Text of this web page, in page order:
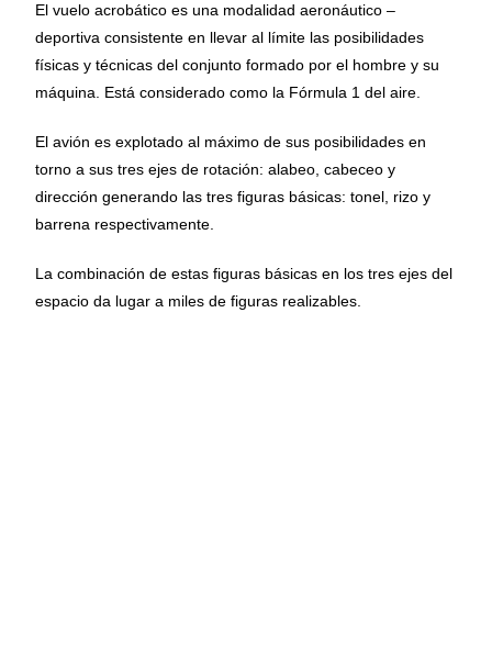
El vuelo acrobático es una modalidad aeronáutico –
deportiva consistente en llevar al límite las posibilidades
físicas y técnicas del conjunto formado por el hombre y su
máquina. Está considerado como la Fórmula 1 del aire.
El avión es explotado al máximo de sus posibilidades en
torno a sus tres ejes de rotación: alabeo, cabeceo y
dirección generando las tres figuras básicas: tonel, rizo y
barrena respectivamente.
La combinación de estas figuras básicas en los tres ejes del
espacio da lugar a miles de figuras realizables.